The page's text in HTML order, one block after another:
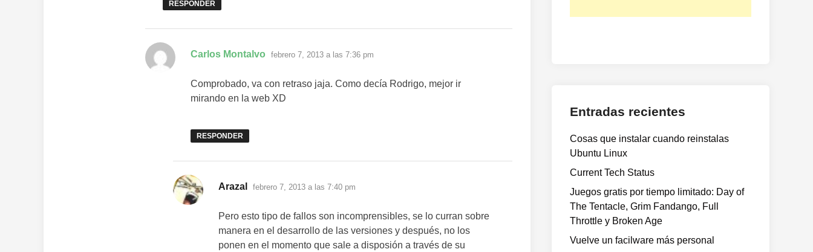
RESPONDER
Carlos Montalvo dice:
febrero 7, 2013 a las 7:36 pm
Comprobado, va con retraso jaja. Como decía Rodrigo, mejor ir
mirando en la web XD
RESPONDER
Arazal dice:
febrero 7, 2013 a las 7:40 pm
Pero esto tipo de fallos son incomprensibles, se lo curran sobre
manera en el desarrollo de las versiones y después, no los
ponen en el momento que sale a disposión a través de su
Entradas recientes
Cosas que instalar cuando reinstalas
Ubuntu Linux
Current Tech Status
Juegos gratis por tiempo limitado: Day of
The Tentacle, Grim Fandango, Full
Throttle y Broken Age
Vuelve un facilware más personal